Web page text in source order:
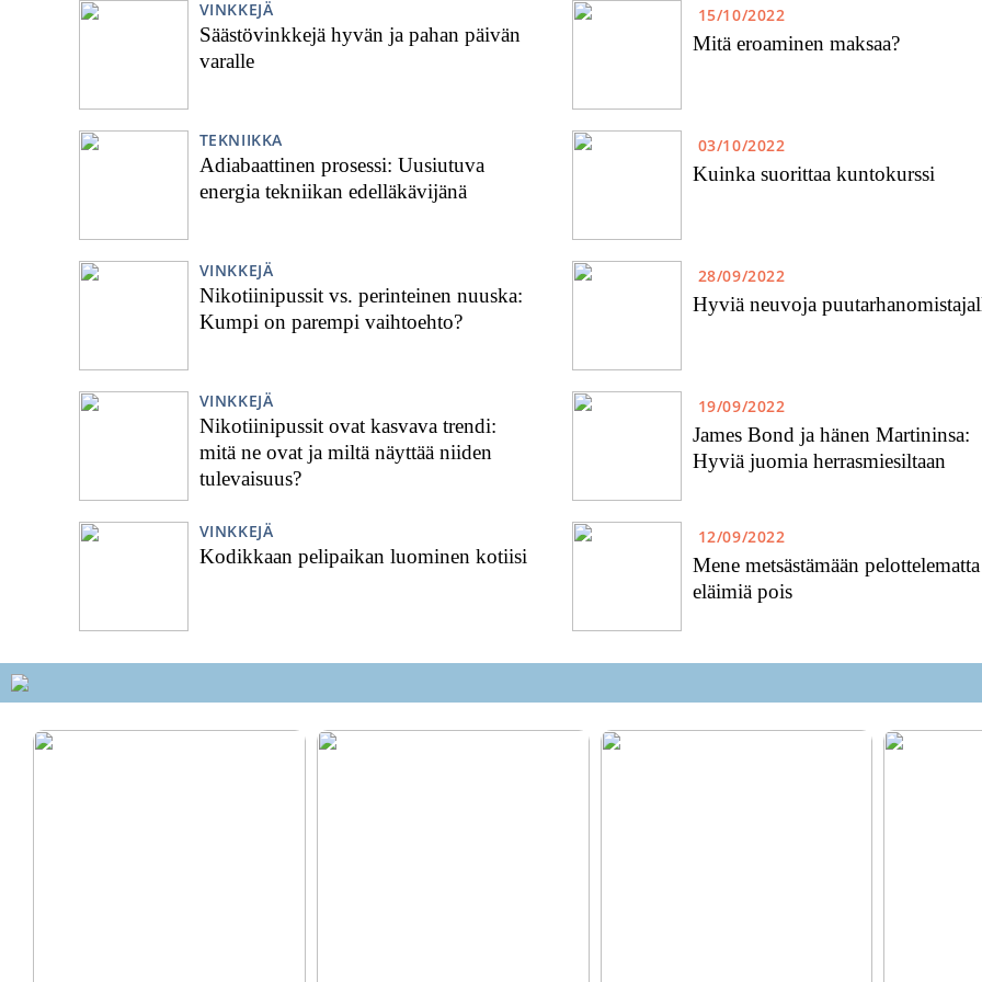
VINKKEJÄ
Säästövinkkejä hyvän ja pahan päivän
varalle
TEKNIIKKA
Adiabaattinen prosessi: Uusiutuva
energia tekniikan edelläkävijänä
VINKKEJÄ
Nikotiinipussit vs. perinteinen nuuska:
Kumpi on parempi vaihtoehto?
VINKKEJÄ
Nikotiinipussit ovat kasvava trendi:
mitä ne ovat ja miltä näyttää niiden
tulevaisuus?
VINKKEJÄ
Kodikkaan pelipaikan luominen kotiisi
15/10/2022
Mitä eroaminen maksaa?
03/10/2022
Kuinka suorittaa kuntokurssi
28/09/2022
Hyviä neuvoja
19/09/2022
James Bond ja hänen Martininsa:
Hyviä juomia herrasmiesiltaan
12/09/2022
Mene metsästämään pelottelematta
eläimiä pois